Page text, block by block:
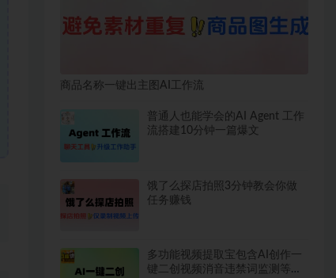
商品名称一键出主图AI工作流
普通人也能学会的AI Agent 工作
流搭建10分钟一篇爆文
饿了么探店拍照3分钟教会你做
任务赚钱
多功能视频提取宝包含AI创作一
键二创视频消音违禁词监测等永